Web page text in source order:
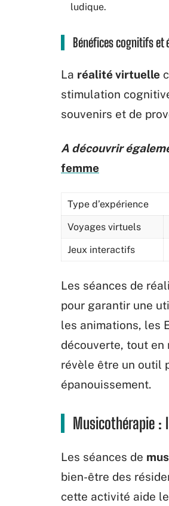
ludique.
Bénéfices cognitifs et
La réalité virtuelle
stimulation
souvenirs et de
A découvrir
femme
Type d’expérience
Voyages virtuels
Jeux interactifs
Les séances de
pour garantir une
les animations, les
découverte, tout
révèle être un outil
épanouissement.
Musicothérapie :
Les séances de
bien-être des
cette activité aide